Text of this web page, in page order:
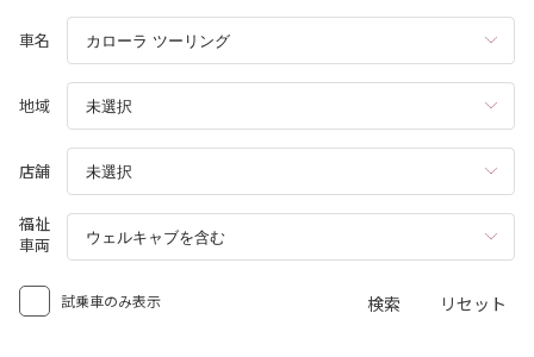
車名
地域
店舗
福祉
車両
試乗車のみ表示 検索 リセット